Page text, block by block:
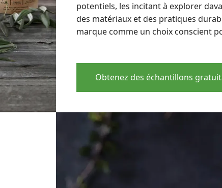
potentiels, les incitant à explorer
des matériaux et des pratiques
marque comme un choix conscient
Obtenez des échantillons